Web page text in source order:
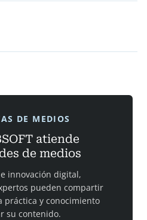
DE MEDIOS
atiende
de medios
innovación digital,
pueden compartir
práctica y conocimiento
su contenido.